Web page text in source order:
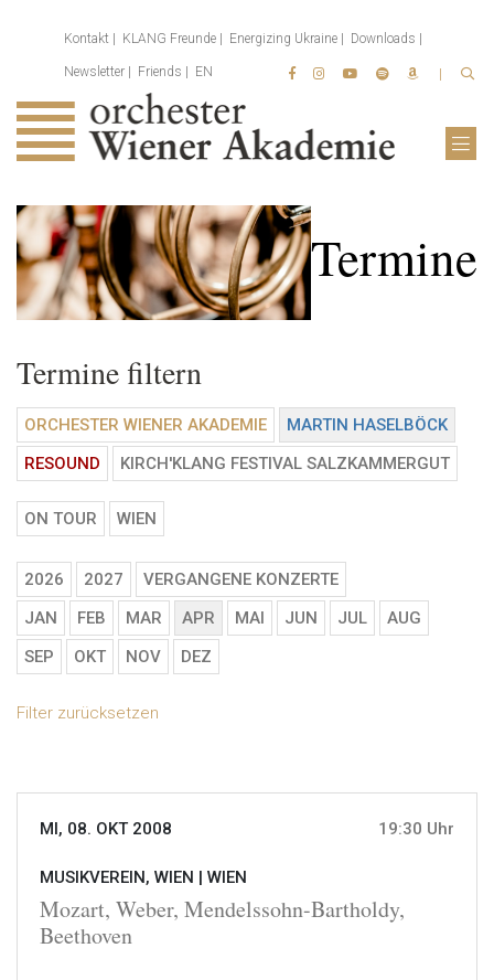
Kontakt KLANG Freunde Energizing Ukraine Downloads
Newsletter Friends EN
Termine
Termine filtern
ORCHESTER WIENER AKADEMIE
MARTIN HASELBÖCK
RESOUND
KIRCH'KLANG FESTIVAL SALZKAMMERGUT
ON TOUR WIEN
2026 2027
VERGANGENE KONZERTE
JAN
FEB MAR APR MAI JUN JUL
AUG
SEP
OKT NOV DEZ
Filter zurücksetzen
MI, 08. OKT 2008 19:30 Uhr
MUSIKVEREIN, WIEN | WIEN
Mozart, Weber, Mendelssohn-Bartholdy,
Beethoven